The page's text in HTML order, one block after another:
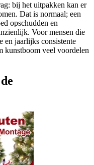
bij het uitpakken kan er
Dat is normaal; een
opschudden en
Voor mensen die
en jaarlijks consistente
kunstboom veel voordelen